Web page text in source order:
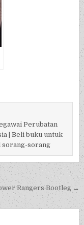
Perubatan
| Beli buku untuk
sorang-sorang
Rangers Bootleg →